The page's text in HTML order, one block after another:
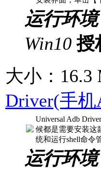
运行环境
Win10 授
大小：16.3
Driver(手
Universal Adb
候都是需要安装这
统和运行shell命令
运行环境